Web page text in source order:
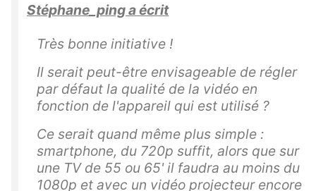
Stéphane_ping a écrit
Très bonne initiative !
Il serait peut-être envisageable de régler
par défaut la qualité de la vidéo en
fonction de l'appareil qui est utilisé ?
Ce serait quand même plus simple :
smartphone, du 720p suffit, alors que sur
une TV de 55 ou 65' il faudra au moins du
1080p et avec un vidéo projecteur encore